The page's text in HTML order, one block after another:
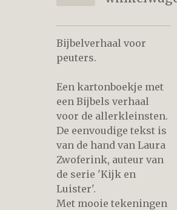
Bijbelverhaal voor
peuters.
Een kartonboekje met
een Bijbels verhaal
voor de allerkleinsten.
De eenvoudige tekst is
van de hand van Laura
Zwoferink, auteur van
de serie 'Kijk en
Luister'.
Met mooie tekeningen